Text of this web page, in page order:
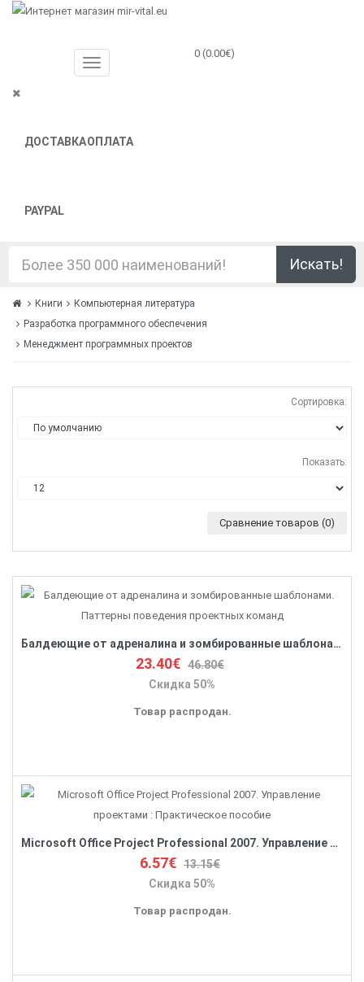
ДОСТАВКАОПЛАТА
PAYPAL
0 (0.00€)
Искать!
Книги
Компьютерная литература
Разработка программного обеспечения
Менеджмент программных проектов
Сортировка:
Показать:
Сравнение товаров (0)
Балдеющие от адреналина и зомбированные шаблонами. Паттерны поведения проектных команд
23.40€ 46.80€
Скидка 50%
Товар распродан.
Microsoft Office Project Professional 2007. Управление проектами : Практическое пособие
6.57€ 13.15€
Скидка 50%
Товар распродан.